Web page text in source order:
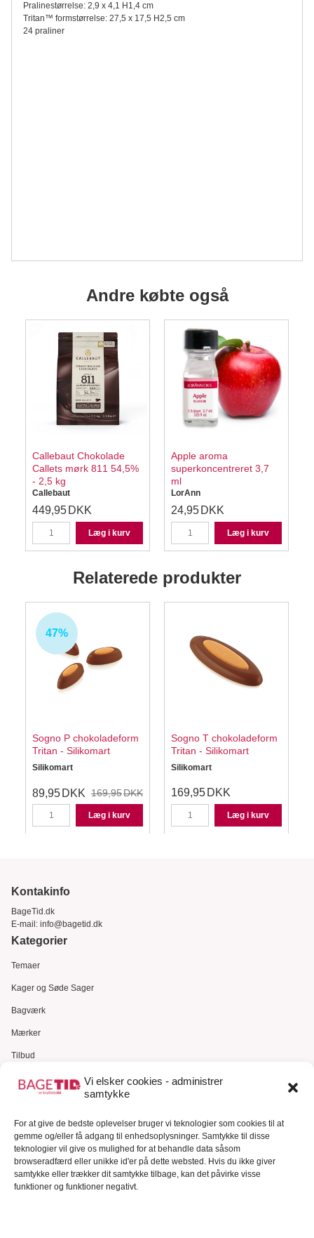
Vi elsker cookies - administrer
samtykke
For at give de bedste oplevelser bruger vi teknologier som cookies til at
gemme og/eller få adgang til enhedsoplysninger. Samtykke til disse
teknologier vil give os mulighed for at behandle data såsom
browseradfærd eller unikke id'er på dette websted. Hvis du ikke giver
samtykke eller trækker dit samtykke tilbage, kan det påvirke visse
funktioner og funktioner negativt.
Pralinestørrelse: 2,9 x 4,1 H1,4 cm
Tritan™ formstørrelse: 27,5 x 17,5 H2,5 cm
24 praliner
Andre købte også
Callebaut Chokolade
Callets mørk 811 54,5%
- 2,5 kg
Callebaut
449,95 DKK
Læg i kurv
Apple aroma
superkoncentreret 3,7
ml
LorAnn
24,95 DKK
Læg i kurv
Relaterede produkter
47%
Sogno P chokoladeform
Tritan - Silikomart
Silikomart
169,95DKK
89,95 DKK
Læg i kurv
Sogno T chokoladeform
Tritan - Silikomart
Silikomart
169,95 DKK
Læg i kurv
Kontakinfo
BageTid.dk
E-mail: info@bagetid.dk
Kategorier
Temaer
Kager og Søde Sager
Bagværk
Mærker
Tilbud
Gavekort
Kundeservice
Kundeservice
FAQ – Ofte stillede spørgsmål
Om Bagetid.dk
Se Fødevarestyrelsens smiley-rapporter